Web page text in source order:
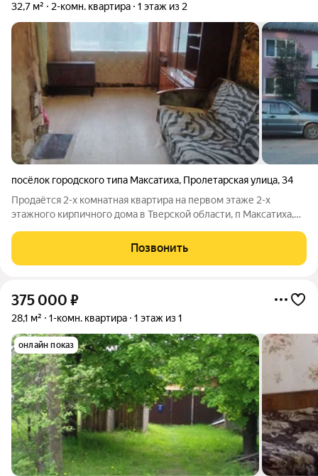
32,7 м² 2-комн. квартира 1 этаж из 2
посёлок городского типа Максатиха, Пролетарская улица,34
Продаётся 2-х комнатная квартира на первом этаже 2-х
этажного кирпичного дома в Тверской области, п Максатиха,
м. Прихожая 4,4 м. Установлен унитаз. Печное отопление.
Канализация септик.
Позвонить
375 000 ₽
28,1 м² 1-комн. квартира 1 этаж из 1
онлайн показ